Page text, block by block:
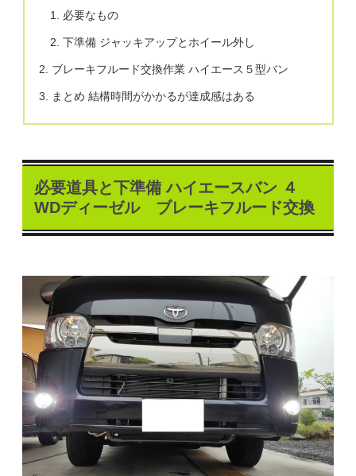
必要なもの
下準備 ジャッキアップとホイール外し
ブレーキフルード交換作業 ハイエース５型バン
まとめ 結構時間がかかるが達成感はある
必要道具と下準備 ハイエースバン ４
WDディーゼル ブレーキフルード交換